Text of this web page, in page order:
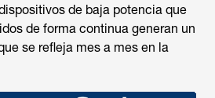
de baja potencia que
de forma continua generan un
se refleja mes a mes en la